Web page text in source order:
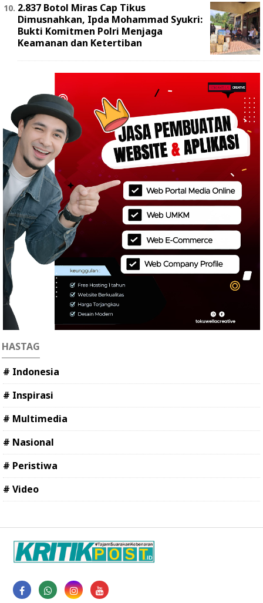
2.837 Botol Miras Cap Tikus
Dimusnahkan, Ipda Mohammad Syukri:
Bukti Komitmen Polri Menjaga
Keamanan dan Ketertiban
HASTAG
# Indonesia
# Inspirasi
# Multimedia
# Nasional
# Peristiwa
# Video